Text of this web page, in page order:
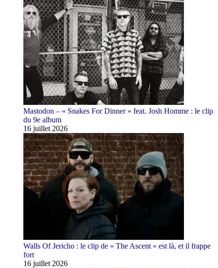
Mastodon – « Snakes For Dinner » feat. Josh Homme : le clip
du 9e album
16 juillet 2026
Walls Of Jericho : le clip de « The Ascent » est là, et il frappe
fort
16 juillet 2026